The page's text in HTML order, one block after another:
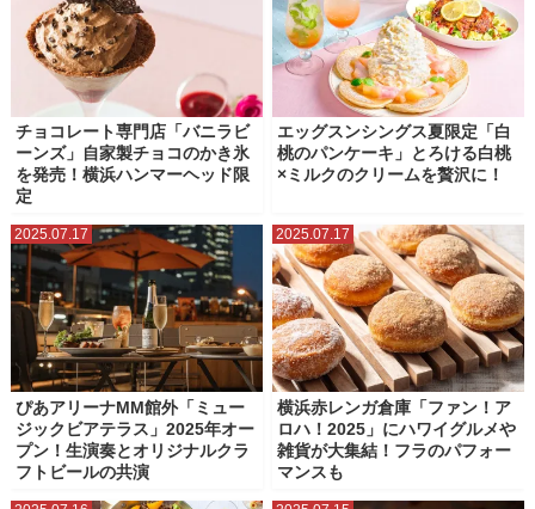
チョコレート専門店「バニラビ
ーンズ」自家製チョコのかき氷
を発売！横浜ハンマーヘッド限
定
エッグスンシングス夏限定「白
桃のパンケーキ」とろける白桃
×ミルクのクリームを贅沢に！
2025.07.17
ぴあアリーナMM館外「ミュー
ジックビアテラス」2025年オー
プン！生演奏とオリジナルクラ
フトビールの共演
2025.07.17
横浜赤レンガ倉庫「ファン！ア
ロハ！2025」にハワイグルメや
雑貨が大集結！フラのパフォー
マンスも